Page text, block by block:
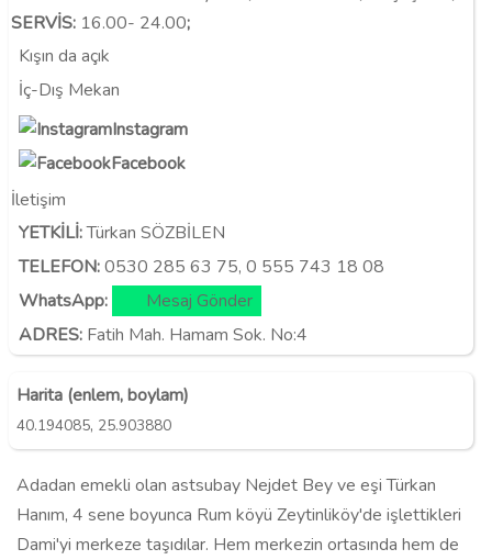
SERVİS: 16.00- 24.00;
Kışın da açık
İç-Dış Mekan
Instagram
Facebook
İletişim
YETKİLİ:Türkan SÖZBİLEN
TELEFON:0530 285 63 75, 0 555 743 18 08
WhatsApp:
Mesaj Gönder
ADRES: Fatih Mah. Hamam Sok. No:4
Harita (enlem, boylam)
40.194085, 25.903880
Adadan emekli olan astsubay Nejdet Bey ve eşi Türkan
Hanım, 4 sene boyunca Rum köyü Zeytinliköy'de işlettikleri
Dami'yi merkeze taşıdılar. Hem merkezin ortasında hem de